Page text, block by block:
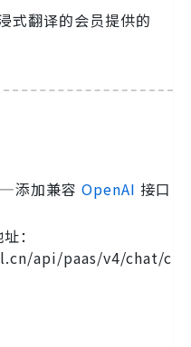
式翻译的会员提供的
添加兼容 OpenAI 接口
：
api/paas/v4/chat/c